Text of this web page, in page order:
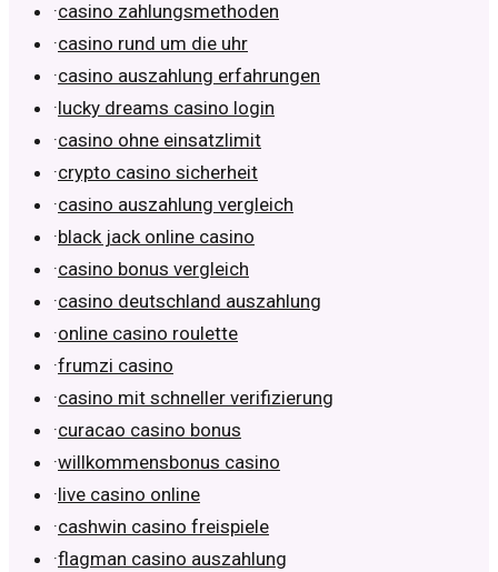
·casino zahlungsmethoden
·casino rund um die uhr
·casino auszahlung erfahrungen
·lucky dreams casino login
·casino ohne einsatzlimit
·crypto casino sicherheit
·casino auszahlung vergleich
·black jack online casino
·casino bonus vergleich
·casino deutschland auszahlung
·online casino roulette
·frumzi casino
·casino mit schneller verifizierung
·curacao casino bonus
·willkommensbonus casino
·live casino online
·cashwin casino freispiele
·flagman casino auszahlung